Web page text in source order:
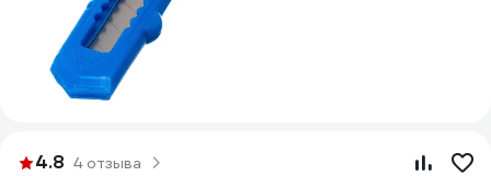
4.8 4 отзыва